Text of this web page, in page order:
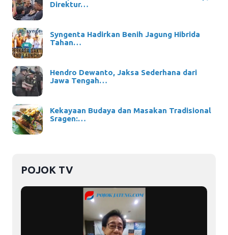
Direktur…
Syngenta Hadirkan Benih Jagung Hibrida
Tahan…
Hendro Dewanto, Jaksa Sederhana dari
Jawa Tengah…
Kekayaan Budaya dan Masakan Tradisional
Sragen:…
POJOK TV